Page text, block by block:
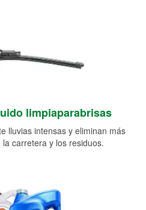
limpiaparabrisas
lluvias intensas y eliminan más
carretera y los residuos.